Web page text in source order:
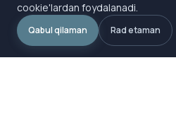
cookie'lardan foydalanadi.
Qabul qilaman Rad etaman